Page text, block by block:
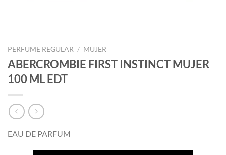
PERFUME REGULAR / MUJER
ABERCROMBIE FIRST INSTINCT MUJER
100 ML EDT
EAU DE PARFUM